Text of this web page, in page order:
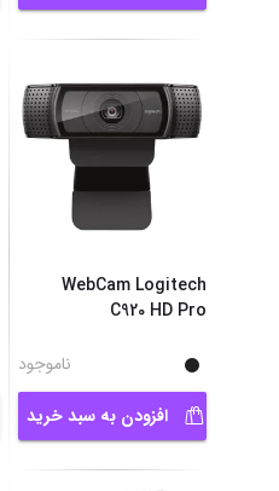
WebCam Logitech
C920 HD Pro
ناموجود
افزودن به سبد خرید